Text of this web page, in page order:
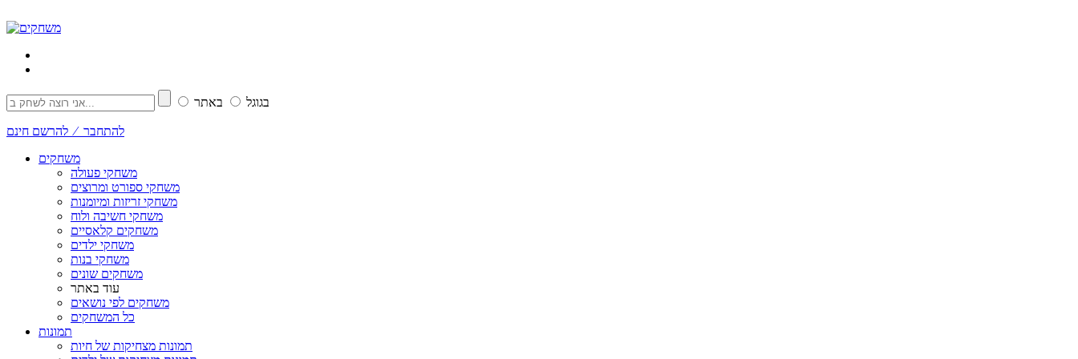
בגוגל באתר
להתחבר ⁄ להרשם חינם
משחקים
משחקי פעולה
משחקי ספורט ומרוצים
משחקי זריזות ומיומנות
משחקי חשיבה ולוח
משחקים קלאסיים
משחקי ילדים
משחקי בנות
משחקים שונים
עוד באתר
משחקים לפי נושאים
כל המשחקים
תמונות
תמונות מצחיקות של חיות